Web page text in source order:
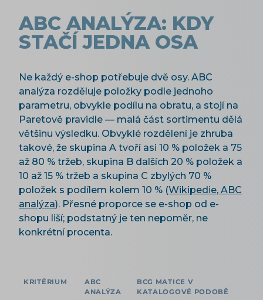
ABC ANALÝZA: KDY
STAČÍ JEDNA OSA
Ne každý e-shop potřebuje dvě osy. ABC
analýza rozděluje položky podle jednoho
parametru, obvykle podílu na obratu, a stojí na
Paretově pravidle — malá část sortimentu dělá
většinu výsledku. Obvyklé rozdělení je zhruba
takové, že skupina A tvoří asi 10 % položek a 75
až 80 % tržeb, skupina B dalších 20 % položek a
10 až 15 % tržeb a skupina C zbylých 70 %
položek s podílem kolem 10 % (Wikipedie, ABC
analýza). Přesné proporce se e-shop od e-
shopu liší; podstatný je ten nepoměr, ne
konkrétní procenta.
KRITÉRIUM
ABC
ANALÝZA
BCG MATICE V
KATALOGOVÉ PODOBĚ